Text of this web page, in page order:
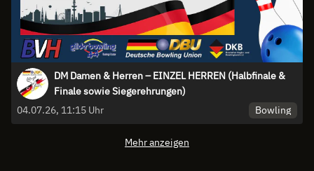
DM Damen & Herren – EINZEL HERREN (Halbfinale &
Finale sowie Siegerehrungen)
04.07.26, 11:15 Uhr
Bowling
Mehr anzeigen